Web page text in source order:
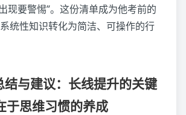
现要警惕”。这份清单成为他考前的
统性知识转化为简洁、可操作的行
结与建议：长线提升的关键
于思维习惯的养成